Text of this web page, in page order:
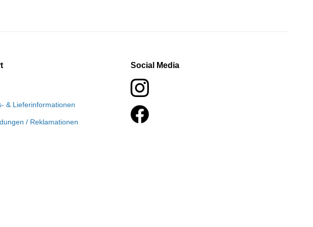
& Lieferinformationen
/ Reklamationen
Social Media